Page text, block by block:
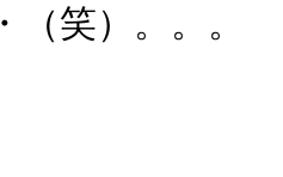
（笑）。。。